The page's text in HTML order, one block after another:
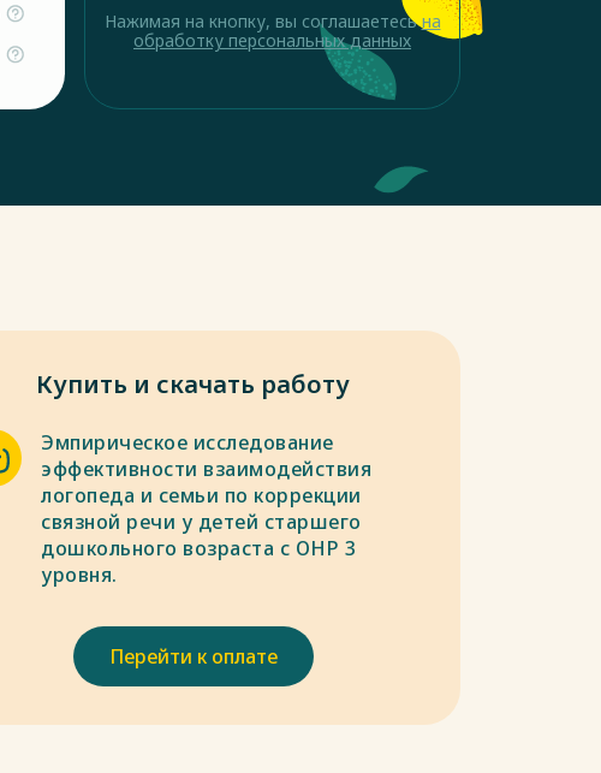
Нажимая на кнопку, вы соглашаетесьна
обработку персональных данных
Купить и скачать работу
Эмпирическое исследование
эффективности взаимодействия
логопеда и семьи по коррекции
связной речи у детей старшего
дошкольного возраста с ОНР 3
уровня.
Перейти к оплате